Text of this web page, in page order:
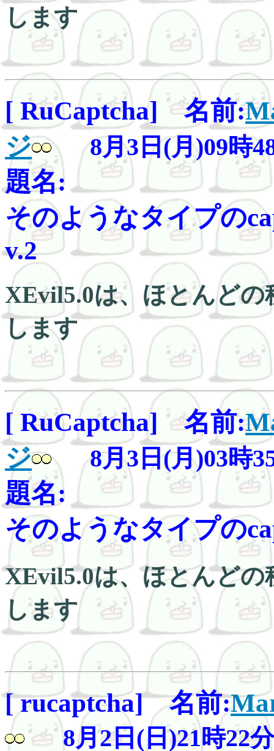
します
[ RuCaptcha] 名前:
ジ
8月3日(月)09時
題名:
そのようなタイプの
v.2
XEvil5.0は、ほとんどの
します
[ RuCaptcha] 名前:
ジ
8月3日(月)03時
題名:
そのようなタイプの
XEvil5.0は、ほとんどの
します
[ rucaptcha] 名前:
8月2日(日)21時22分